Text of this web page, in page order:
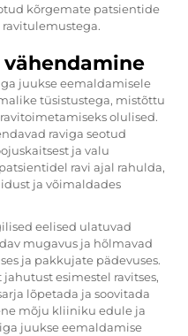
kõrgemate patsientide
juukse eemaldamisele
tüsistustega, mistõttu
olulised.
raviga seotud
ja valu
ravi ajal rahulda,
ja võimaldades
eelised ulatuvad
mugavus ja hõlmavad
ja pakkujate pädevuses.
esimestel ravitses,
lõpetada ja soovitada
mõju kliiniku edule ja
juukse eemaldamise